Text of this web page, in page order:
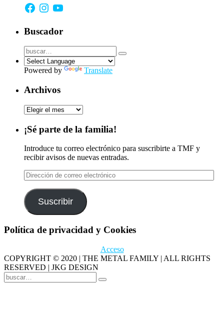
Facebook
InstagramYouTube
Buscador
Powered by Translate
Archivos
Archivos
¡Sé parte de la familia!
Introduce tu correo electrónico para suscribirte a TMF y
recibir avisos de nuevas entradas.
Dirección
de
correo
electrónico
Suscribir
Política de privacidad y Cookies
Acceso
COPYRIGHT © 2020 | THE METAL FAMILY | ALL RIGHTS
RESERVED | JKG DESIGN